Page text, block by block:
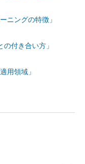
ニングの特徴」
付き合い方」
用領域」